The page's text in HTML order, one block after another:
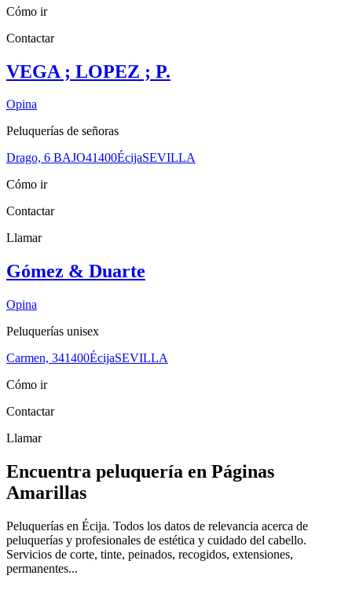
Cómo ir
Contactar
VEGA ; LOPEZ ; P.
Opina
Peluquerías de señoras
Drago, 6 BAJO41400ÉcijaSEVILLA
Cómo ir
Contactar
Llamar
Gómez & Duarte
Opina
Peluquerías unisex
Carmen, 341400ÉcijaSEVILLA
Cómo ir
Contactar
Llamar
Encuentra peluquería en Páginas
Amarillas
Peluquerías en Écija. Todos los datos de relevancia acerca de
peluquerías y profesionales de estética y cuidado del cabello.
Servicios de corte, tinte, peinados, recogidos, extensiones,
permanentes...